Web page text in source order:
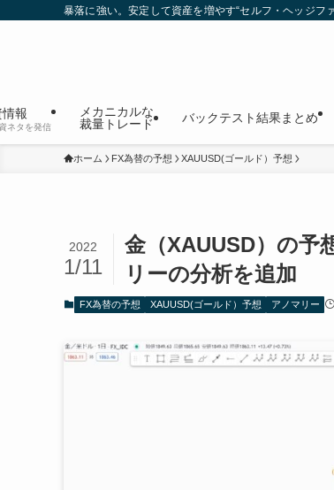
暴落に強い。安定して資産を増やす“セルフ・ヘッジフ
報
ネタを発信
メカニカルな
裁量トレード
バックテスト結果まとめ
ホーム FX為替の予想 XAUUSD(ゴールド）予想
金（XAUUSD）の
リーの分析を追加
2022
1/11
FX為替の予想 XAUUSD(ゴールド）予想 アノマリー